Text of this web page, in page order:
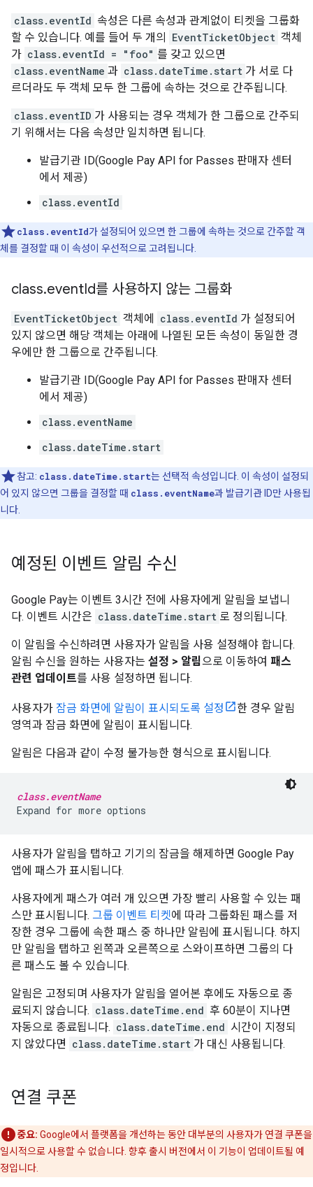
class.eventId 속성은 다른 속성과 관계없이 티켓을 그룹화
할 수 있습니다. 예를 들어 두 개의
EventTicketObject 객체
가 class.eventId = "foo" 를 갖고 있으면
class.eventName 과 class.dateTime.start 가 서로 다
르더라도 두 객체 모두 한 그룹에 속하는 것으로 간주됩니다.
class.eventID 가 사용되는 경우 객체가 한 그룹으로 간주되
기 위해서는 다음 속성만 일치하면 됩니다.
발급기관 ID(Google Pay API for Passes 판매자 센터
에서 제공)
class.eventId
class.eventId가 설정되어 있으면 한 그룹에 속하는 것으로 간주할 객
체를 결정할 때 이 속성이 우선적으로 고려됩니다.
class.eventId를 사용하지 않는 그룹화
EventTicketObject 객체에 class.eventId 가 설정되어
있지 않으면 해당 객체는 아래에 나열된 모든 속성이 동일한 경
우에만 한 그룹으로 간주됩니다.
발급기관 ID(Google Pay API for Passes 판매자 센터
에서 제공)
class.eventName
class.dateTime.start
참고: class.dateTime.start는 선택적 속성입니다. 이 속성이 설정되
어 있지 않으면 그룹을 결정할 때 class.eventName과 발급기관 ID만 사용됩
니다.
예정된 이벤트 알림 수신
Google Pay는 이벤트 3시간 전에 사용자에게 알림을 보냅니
다. 이벤트 시간은 class.dateTime.start 로 정의됩니다.
이 알림을 수신하려면 사용자가 알림을 사용 설정해야 합니다.
알림 수신을 원하는 사용자는 설정 > 알림으로 이동하여 패스
관련 업데이트를 사용 설정하면 됩니다.
사용자가 잠금 화면에 알림이 표시되도록 설정
한 경우 알림
영역과 잠금 화면에 알림이 표시됩니다.
알림은 다음과 같이 수정 불가능한 형식으로 표시됩니다.
class.eventName
사용자가 알림을 탭하고 기기의 잠금을 해제하면 Google Pay
앱에 패스가 표시됩니다.
사용자에게 패스가 여러 개 있으면 가장 빨리 사용할 수 있는 패
스만 표시됩니다. 그룹 이벤트 티켓에 따라 그룹화된 패스를 저
장한 경우 그룹에 속한 패스 중 하나만 알림에 표시됩니다. 하지
만 알림을 탭하고 왼쪽과 오른쪽으로 스와이프하면 그룹의 다
른 패스도 볼 수 있습니다.
알림은 고정되며 사용자가 알림을 열어본 후에도 자동으로 종
료되지 않습니다. class.dateTime.end 후 60분이 지나면
자동으로 종료됩니다. class.dateTime.end 시간이 지정되
지 않았다면 class.dateTime.start 가 대신 사용됩니다.
연결 쿠폰
중요: Google에서 플랫폼을 개선하는 동안 대부분의 사용자가 연결 쿠폰을
일시적으로 사용할 수 없습니다. 향후 출시 버전에서 이 기능이 업데이트될 예
정입니다.